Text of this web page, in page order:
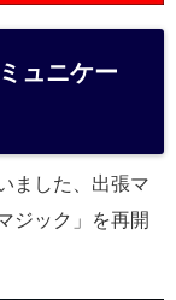
ュニケー
ました、出張マ
ジック」を再開